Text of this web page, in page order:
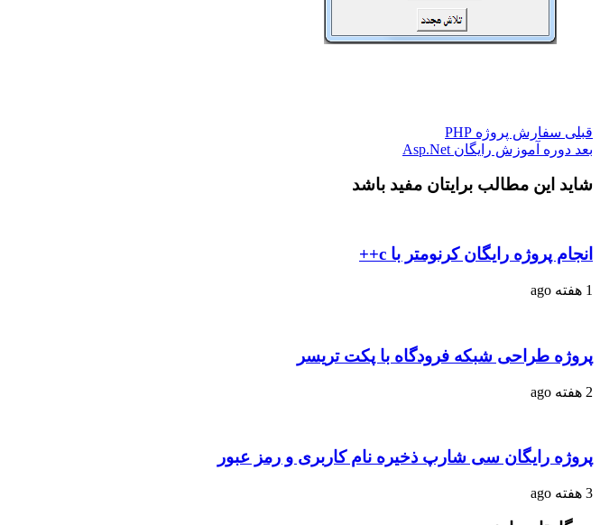
قبلی سفارش پروژه PHP
بعد دوره آموزش رایگان Asp.Net
شاید این مطالب برایتان مفید باشد
انجام پروژه رایگان کرنومتر با c++
1 هفته ago
پروژه طراحی شبکه فرودگاه با پکت تریسر
2 هفته ago
پروژه رایگان سی شارپ ذخیره نام کاربری و رمز عبور
3 هفته ago